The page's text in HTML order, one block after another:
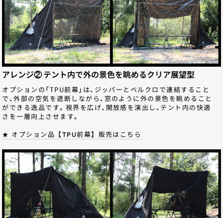
アレンジ② テント内で外の景色を眺めるクリア展望型
オプションの「TPU前幕」は、ジッパーとベルクロで連結すること
で、外部の空気を遮断しながら、窓のように外の景色を眺めること
ができる逸品です。視界を広げ、開放感を演出し、テント内の快適
さを一層向上させます。
★ オプション品【TPU前幕】販売はこちら